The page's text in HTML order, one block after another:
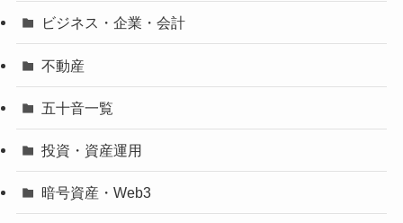
ビジネス・企業・会計
不動産
五十音一覧
投資・資産運用
暗号資産・Web3